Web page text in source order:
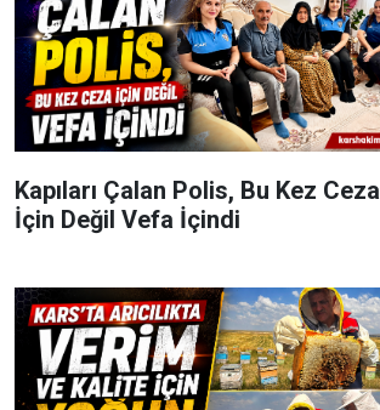
Kapıları Çalan Polis, Bu Kez Ceza
İçin Değil Vefa İçindi